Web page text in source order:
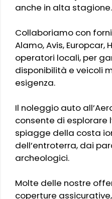
anche in alta stagione.
Collaboriamo con
Alamo, Avis, Europcar,
operatori locali, per
disponibilità e veicoli
esigenza.
Il noleggio auto
consente di esplorare
spiagge della costa
dell’entroterra, dai
archeologici.
Molte delle nostre
coperture